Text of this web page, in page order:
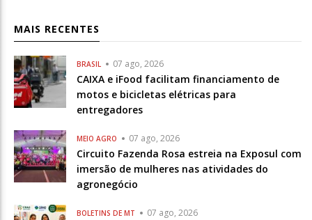
MAIS RECENTES
BRASIL 07 ago, 2026
CAIXA e iFood facilitam financiamento de
motos e bicicletas elétricas para
entregadores
MEIO AGRO 07 ago, 2026
Circuito Fazenda Rosa estreia na Exposul com
imersão de mulheres nas atividades do
agronegócio
BOLETINS DE MT 07 ago, 2026